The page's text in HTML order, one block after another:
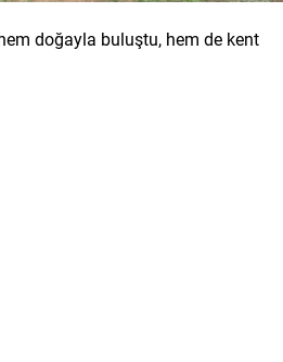
doğayla buluştu, hem de kent